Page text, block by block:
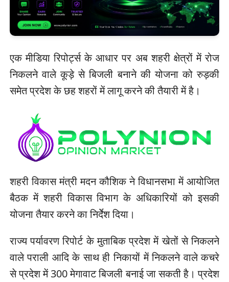
एक मीडिया रिपोर्ट्स के आधार पर अब शहरी क्षेत्रों में रोज
निकलने वाले कूड़े से बिजली बनाने की योजना को रुड़की
समेत प्रदेश के छह शहरों में लागू करने की तैयारी में है।
शहरी विकास मंत्री मदन कौशिक ने विधानसभा में आयोजित
बैठक में शहरी विकास विभाग के अधिकारियों को इसकी
योजना तैयार करने का निर्देेश दिया।
राज्य पर्यावरण रिपोर्ट के मुताबिक प्रदेश में खेतों से निकलने
वाले पराली आदि के साथ ही निकायों में निकलने वाले कचरे
से प्रदेश में 300 मेगावाट बिजली बनाई जा सकती है। प्रदेश